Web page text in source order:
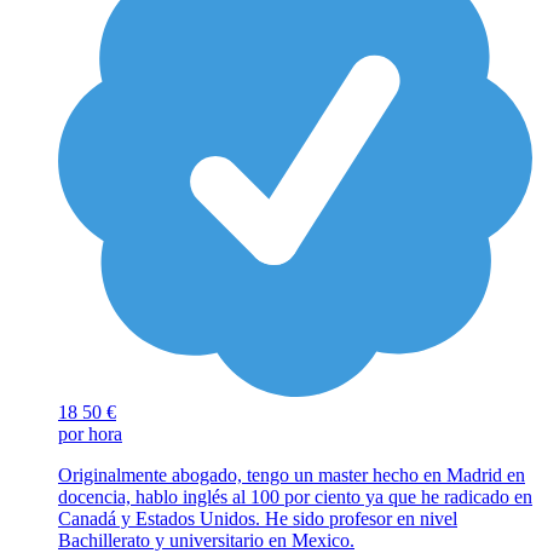
18 50 €
por hora
Originalmente abogado, tengo un master hecho en Madrid en
docencia, hablo inglés al 100 por ciento ya que he radicado en
Canadá y Estados Unidos. He sido profesor en nivel
Bachillerato y universitario en Mexico.